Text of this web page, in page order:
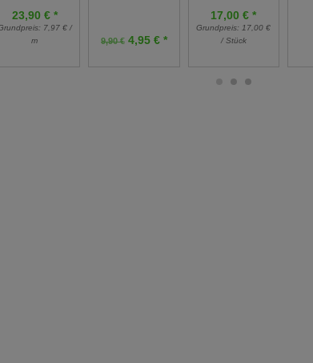
23,90 € *
7,97 € /
m
9,90 €4,95 € *
17,00 € *
Grundpreis: 17,00 €
/ Stück